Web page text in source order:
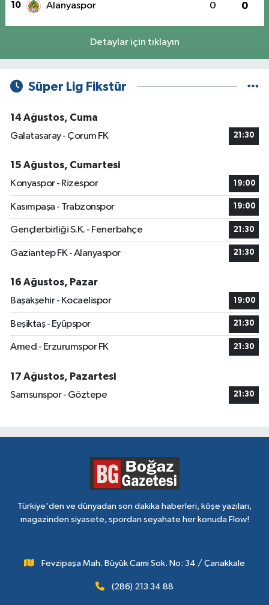
10 Alanyaspor 0 0
Detaylar için tıklayın
Süper Lig Fikstür
14 Ağustos, Cuma
Galatasaray - Çorum FK
21:30
15 Ağustos, Cumartesi
Konyaspor - Rizespor
19:00
Kasımpaşa - Trabzonspor 19:00
Gençlerbirliği S.K. - Fenerbahçe 21:30
Gaziantep FK - Alanyaspor 21:30
16 Ağustos, Pazar
Başakşehir - Kocaelispor
19:00
Beşiktaş - Eyüpspor 21:30
Amed - Erzurumspor FK 21:30
17 Ağustos, Pazartesi
Samsunspor - Göztepe
21:30
Türkiye'den ve dünyadan son dakika haberleri, köşe yazıları,
magazinden siyasete, spordan seyahate her konuda Flow!
Fevzipaşa Mah. Büyük Cami Sok. No: 34 / Çanakkale
(286) 213 34 88